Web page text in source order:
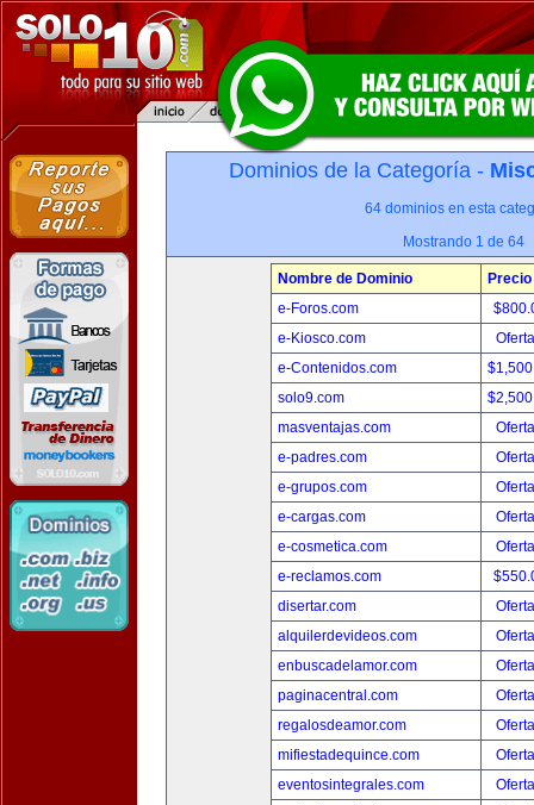
Dominios de la Categoría -
64 dominios en esta
Mostrando 1 de 64
Nombre de Dominio
Precio
e-Foros.com
e-Kiosco.com
e-Contenidos.com
solo9.com
masventajas.com
e-padres.com
e-grupos.com
e-cargas.com
e-cosmetica.com
e-reclamos.com
disertar.com
alquilerdevideos.com
enbuscadelamor.com
paginacentral.com
regalosdeamor.com
mifiestadequince.com
eventosintegrales.com